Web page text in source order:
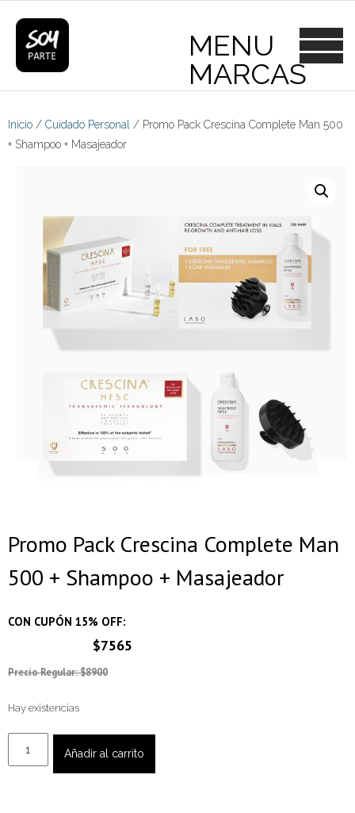
content
Inicio / Cuidado Personal
/ Promo Pack Crescina Complete Man 500
+ Shampoo + Masajeador
Promo Pack Crescina Complete Man
500 + Shampoo + Masajeador
CON CUPÓN 15% OFF:
$7565
Precio Regular: $8900
Hay existencias
Añadir al carrito